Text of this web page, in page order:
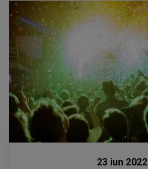
Stiri
23 iun 2022